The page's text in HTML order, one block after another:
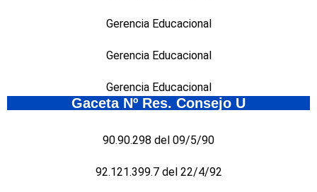
Gerencia Educacional
Gerencia Educacional
Gerencia Educacional
Gaceta Nº Res. Consejo U
90.90.298 del 09/5/90
92.121.399.7 del 22/4/92